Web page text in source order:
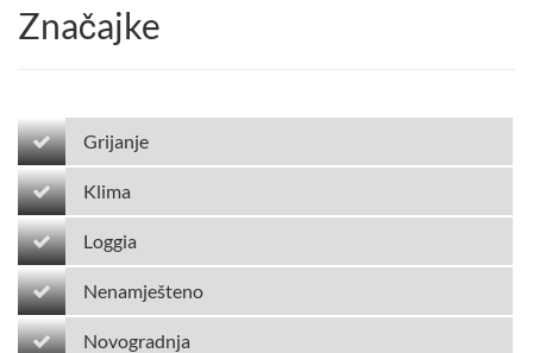
Značajke
Grijanje
Klima
Loggia
Nenamješteno
Novogradnja